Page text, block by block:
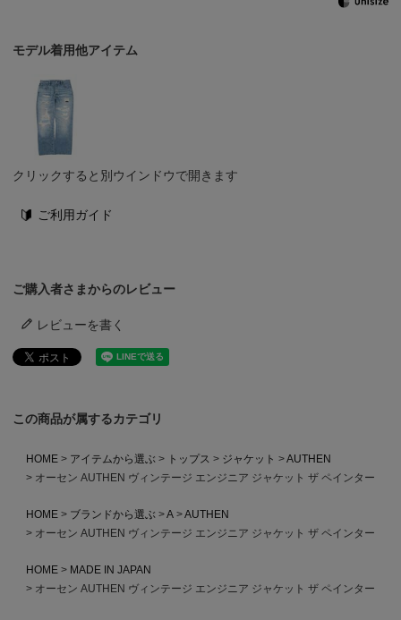
モデル着用他アイテム
クリックすると別ウインドウで開きます
ご利用ガイド
ご購入者さまからのレビュー
レビューを書く
この商品が属するカテゴリ
HOME アイテムから選ぶ トップス ジャケット
AUTHEN
オーセン AUTHEN ヴィンテージ エンジニア ジャケット ザ ペインター
HOME ブランドから選ぶ A
AUTHEN
オーセン AUTHEN ヴィンテージ エンジニア ジャケット ザ ペインター
HOME
MADE IN JAPAN
オーセン AUTHEN ヴィンテージ エンジニア ジャケット ザ ペインター